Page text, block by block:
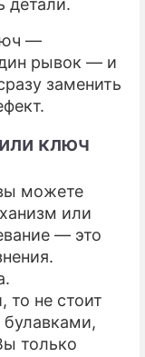
детали.
—
рывок — и
заменить
ключ
можете
или
— это
то не стоит
только